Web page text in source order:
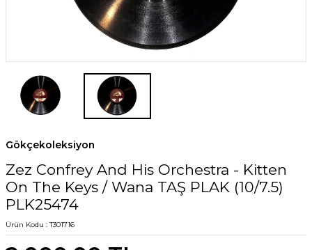
Gökçekoleksiyon
Zez Confrey And His Orchestra - Kitten
On The Keys / Wana TAŞ PLAK (10/7.5)
PLK25474
Ürün Kodu :T301716